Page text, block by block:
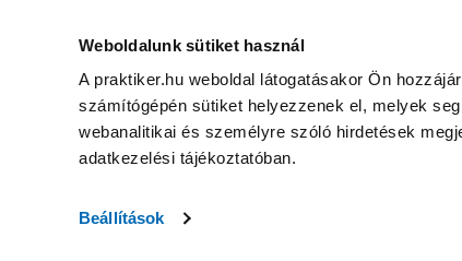
Weboldalunk sütiket használ
A praktiker.hu weboldal látogatásakor Ön
számítógépén sütiket helyezzenek el, melyek
webanalitikai és személyre szóló hirdetések
adatkezelési tájékoztatóban.
Beállítások
KATEGÓRIÁK
Nyereményjáték Praktiker Professional